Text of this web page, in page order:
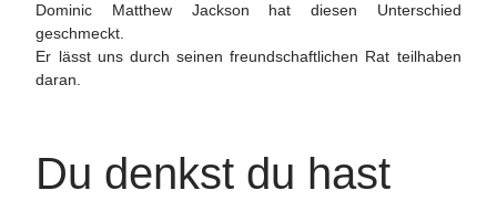
Dominic Matthew Jackson hat diesen Unterschied
geschmeckt.
Er lässt uns durch seinen freundschaftlichen Rat teilhaben
daran.
Du denkst du hast